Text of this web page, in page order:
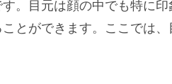
。目元は顔の中でも特に印
とができます。ここでは、